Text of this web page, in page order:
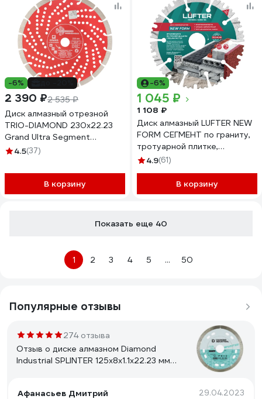
-6%
2 390 ₽2 535 ₽
Диск алмазный отрезной
TRIO-DIAMOND 230x22.23
Grand Ultra Segment
GUS726
4.5(37)
В корзину
-6%
1 045 ₽
1 108 ₽
Диск алмазный LUFTER NEW
FORM СЕГМЕНТ по граниту,
тротуарной плитке,
армированный бетон 125 мм
4.9(61)
В корзину
Показать еще 40
1 2 3 4 5 ... 50
Популярные отзывы
274 отзыва
Отзыв о диске алмазном Diamond
Industrial SPLINTER 125x8x1.1x22.23 мм
Афанасьев Дмитрий
29.04.2023